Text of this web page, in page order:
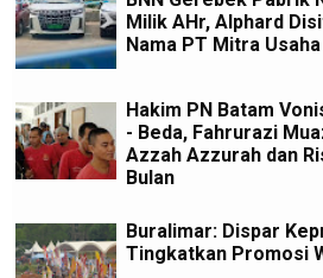
Milik AHr, Alphard
Nama PT Mitra
Hakim PN Batam
- Beda, Fahrurazi
Azzah Azzurah dan
Bulan
Buralimar: Dispar
Tingkatkan Promosi